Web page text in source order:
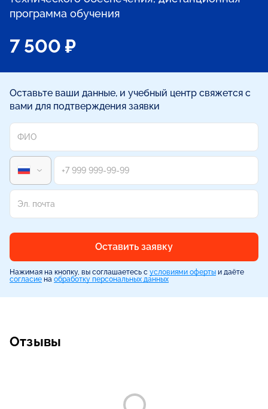
программа обучения
7 500 ₽
Оставьте ваши данные, и учебный центр свяжется с
вами для подтверждения заявки
Оставить заявку
Нажимая на кнопку, вы соглашаетесь с условиями оферты и даёте
согласие на обработку персональных данных
Отзывы